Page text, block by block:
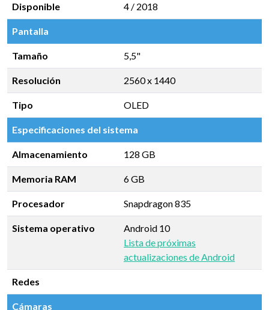
Disponible 4 / 2018
Pantalla
Tamaño 5,5"
Resolución 2560 x 1440
Tipo OLED
Especificaciones del sistema
Almacenamiento 128 GB
Memoria RAM 6 GB
Procesador Snapdragon 835
Sistema operativo
Android 10
Lista de próximas
actualizaciones de Android
Redes
Cámaras